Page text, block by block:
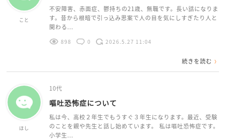
こと
不安障害、赤面症、鬱持ちの21歳、無職です。長い話になりま
す。昔から根暗で引っ込み思案で人の目を気にしすぎたり人と
関わる...
898 0 2026.5.27 11:04
続きを読む
ほし
10代
嘔吐恐怖症について
私は今、高校２年生でもうすぐ３年生になります。最近、受験
のことを親や先生と話し始めています。 私は嘔吐恐怖症です。
小学生...